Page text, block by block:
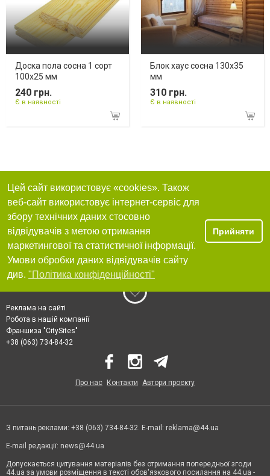
Доска пола сосна 1 сорт
100х25 мм
240 грн.
Є в наявності
Блок хаус сосна 130х35
мм
310 грн.
Є в наявності
Цей сайт використовує «cookies». Також
веб-сайт використовує інтернет-сервіс для
збору технічних даних стосовно
відвідувачів з метою отримання
маркетингової та статистичної інформації.
Умови обробки даних відвідувачів сайту
див. "Політика конфіденційності"
Прийняти
Реклама на сайті
Робота в нашій компанії
Франшиза "CitySites"
+38 (063) 734-84-32
Про нас Контакти Автори проєкту
З питань реклами: +38 (063) 734-84-32. E-mail: reklama@44.ua
E-mail редакції: news@44.ua
Допускається цитування матеріалів без отримання попередньої згоди
44.ua за умови розміщення в тексті обов'язкового посилання на 44.ua -